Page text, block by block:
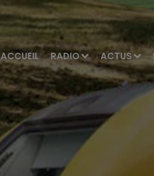
ACCUEIL RADIO ACTUS